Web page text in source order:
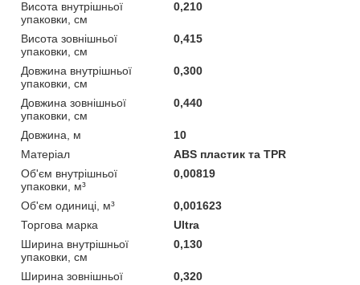
Висота внутрішньої
упаковки, см
0,210
Висота зовнішньої
упаковки, см
0,415
Довжина внутрішньої
упаковки, см
0,300
Довжина зовнішньої
упаковки, см
0,440
Довжина, м
10
Матеріал
ABS пластик та TPR
Об'єм внутрішньої
упаковки, м³
0,00819
Об'єм одиниці, м³
0,001623
Торгова марка
Ultra
Ширина внутрішньої
упаковки, см
0,130
Ширина зовнішньої
0,320